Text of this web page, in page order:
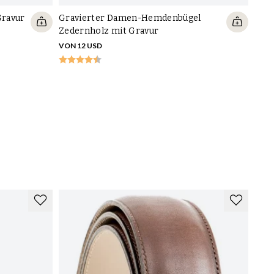
Gravierter Damen-Hemdenbügel
Zedernholz mit Gravur
VON 12 USD